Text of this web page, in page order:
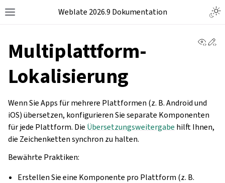
Weblate 2026.9 Dokumentation
Multiplattform-
Lokalisierung
Wenn Sie Apps für mehrere Plattformen (z. B. Android und
iOS) übersetzen, konfigurieren Sie separate Komponenten
für jede Plattform. Die Übersetzungsweitergabe hilft Ihnen,
die Zeichenketten synchron zu halten.
Bewährte Praktiken:
Erstellen Sie eine Komponente pro Plattform (z. B.